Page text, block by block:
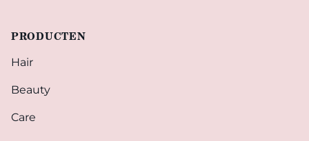
PRODUCTEN
Hair
Beauty
Care